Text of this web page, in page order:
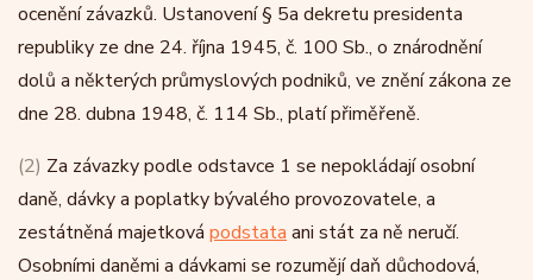
ocenění závazků. Ustanovení § 5a dekretu presidenta
republiky ze dne 24. října 1945, č. 100 Sb., o znárodnění
dolů a některých průmyslových podniků, ve znění zákona ze
dne 28. dubna 1948, č. 114 Sb., platí přiměřeně.
(2) Za závazky podle odstavce 1 se nepokládají osobní
daně, dávky a poplatky bývalého provozovatele, a
zestátněná majetková podstata ani stát za ně neručí.
Osobními daněmi a dávkami se rozumějí daň důchodová,